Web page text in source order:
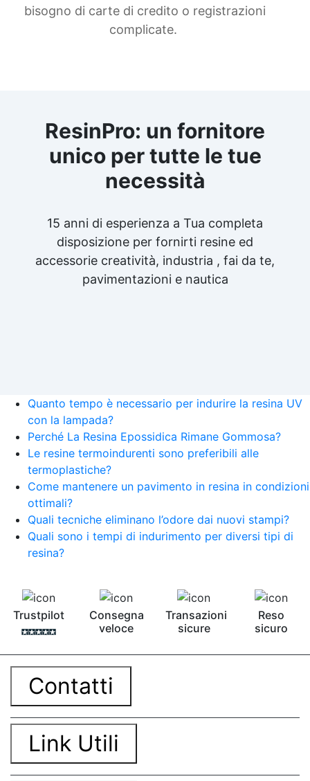
bisogno di carte di credito o registrazioni
complicate.
ResinPro: un fornitore
unico per tutte le tue
necessità
15 anni di esperienza a Tua completa
disposizione per fornirti resine ed
accessorie creatività, industria , fai da te,
pavimentazioni e nautica
Quanto tempo è necessario per indurire la resina UV
con la lampada?
Perché La Resina Epossidica Rimane Gommosa?
Le resine termoindurenti sono preferibili alle
termoplastiche?
Come mantenere un pavimento in resina in condizioni
ottimali?
Quali tecniche eliminano l’odore dai nuovi stampi?
Quali sono i tempi di indurimento per diversi tipi di
resina?
Trustpilot
Consegna
veloce
Transazioni
sicure
Reso
sicuro
Contatti
Link Utili